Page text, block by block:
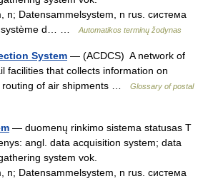
n; Datensammelsystem, n rus. система
système d… …
Automatikos terminų žodynas
System — (ACDCS) A network of
facilities that collects information on
routing of air shipments …
Glossary of postal
— duomenų rinkimo sistema statusas T
angl. data acquisition system; data
system vok.
n; Datensammelsystem, n rus. система